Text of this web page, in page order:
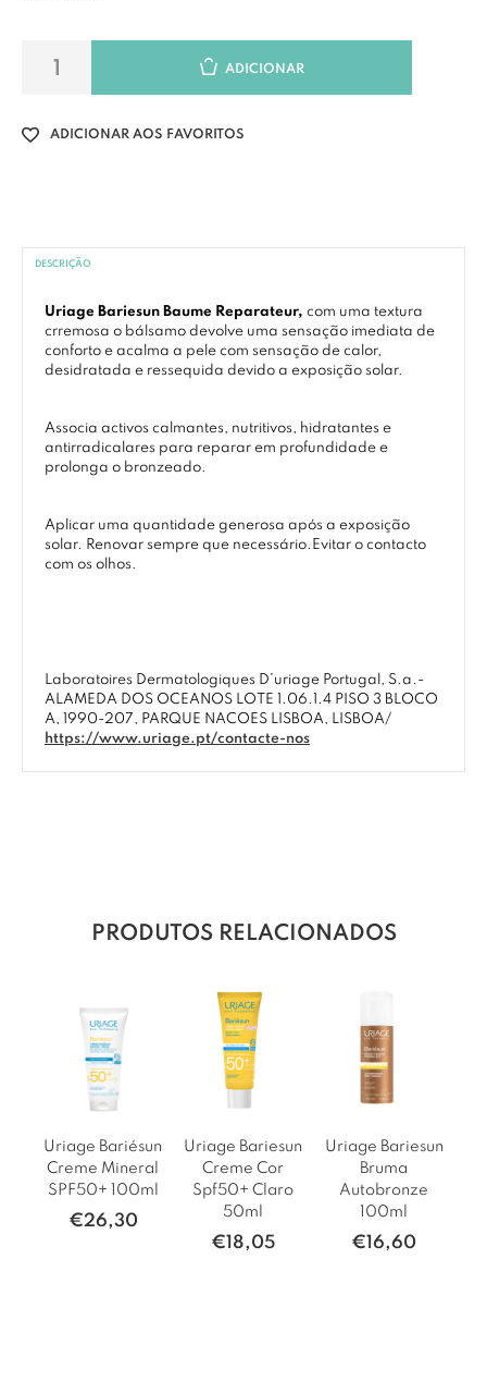
ADICIONAR
ADICIONAR AOS FAVORITOS
DESCRIÇÃO
Uriage Bariesun Baume Reparateur, com uma textura
crremosa o bálsamo devolve uma sensação imediata de
conforto e acalma a pele com sensação de calor,
desidratada e ressequida devido a exposição solar.
Associa activos calmantes, nutritivos, hidratantes e
antirradicalares para reparar em profundidade e
prolonga o bronzeado.
Aplicar uma quantidade generosa após a exposição
solar. Renovar sempre que necessário.Evitar o contacto
com os olhos.
Laboratoires Dermatologiques D’uriage Portugal, S.a.-
ALAMEDA DOS OCEANOS LOTE 1.06.1.4 PISO 3 BLOCO
A, 1990-207, PARQUE NACOES LISBOA, LISBOA/
https://www.uriage.pt/contacte-nos
PRODUTOS RELACIONADOS
Uriage Bariésun
Creme Mineral
SPF50+ 100ml
€26,30
Uriage Bariesun
Creme Cor
Spf50+ Claro
50ml
€18,05
Uriage Bariesun
Bruma
Autobronze
100ml
€16,60